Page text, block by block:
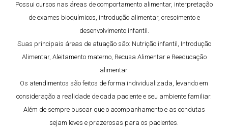
Possui cursos nas áreas de comportamento alimentar, interpretação
de exames bioquímicos, introdução alimentar, crescimento e
desenvolvimento infantil.
Suas principais áreas de atuação são: Nutrição infantil, Introdução
Alimentar, Aleitamento materno, Recusa Alimentar e Reeducação
alimentar.
Os atendimentos são feitos de forma individualizada, levando em
consideração a realidade de cada paciente e seu ambiente familiar.
Além de sempre buscar que o acompanhamento e as condutas
sejam leves e prazerosas para os pacientes.